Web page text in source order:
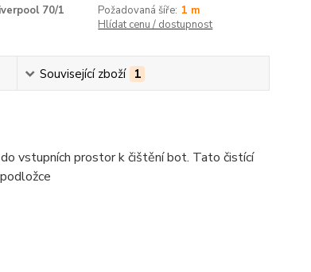
70/1 Požadovaná šíře: 1 m
Hlídat cenu / dostupnost
Související zboží 1
vstupních prostor k čištění bot. Tato čistící